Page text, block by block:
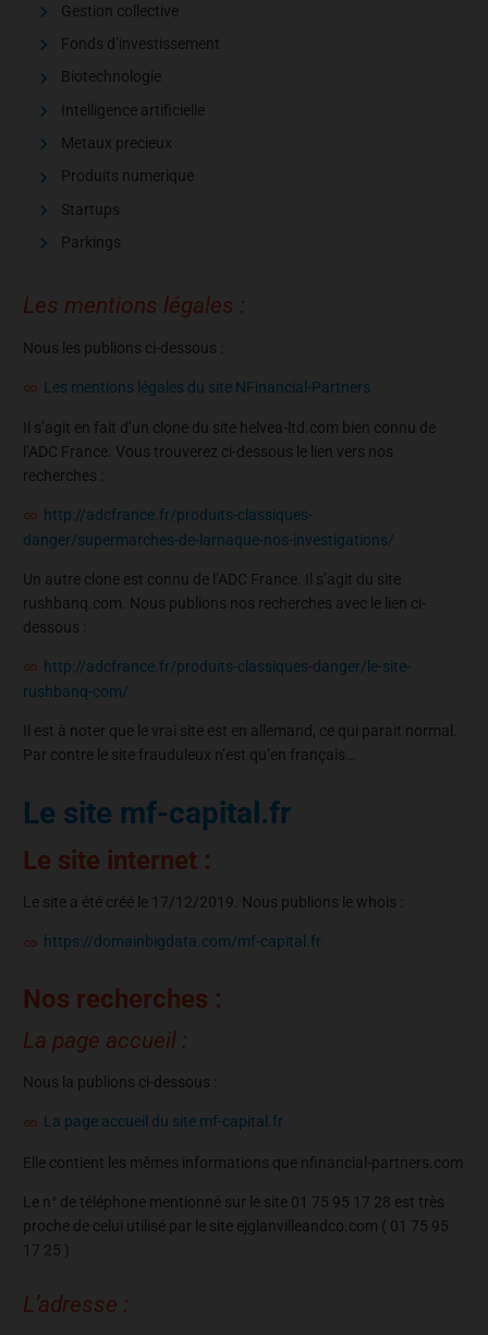
Gestion collective
Fonds d’investissement
Biotechnologie
Intelligence artificielle
Metaux precieux
Produits numerique
Startups
Parkings
Les mentions légales :
Nous les publions ci-dessous :
Les mentions légales du site NFinancial-Partners
Il s’agit en fait d’un clone du site helvea-ltd.com bien connu de
l’ADC France. Vous trouverez ci-dessous le lien vers nos
recherches :
http://adcfrance.fr/produits-classiques-
danger/supermarches-de-larnaque-nos-investigations/
Un autre clone est connu de l’ADC France. Il s’agit du site
rushbanq.com. Nous publions nos recherches avec le lien ci-
dessous :
http://adcfrance.fr/produits-classiques-danger/le-site-
rushbanq-com/
Il est à noter que le vrai site est en allemand, ce qui parait normal.
Par contre le site frauduleux n’est qu’en français…
Le site mf-capital.fr
Le site internet :
Le site a été créé le 17/12/2019. Nous publions le whois :
https://domainbigdata.com/mf-capital.fr
Nos recherches :
La page accueil :
Nous la publions ci-dessous :
La page accueil du site mf-capital.fr
Elle contient les mêmes informations que nfinancial-partners.com
Le n° de téléphone mentionné sur le site 01 75 95 17 28 est très
proche de celui utilisé par le site ejglanvilleandco.com ( 01 75 95
17 25 )
L’adresse :